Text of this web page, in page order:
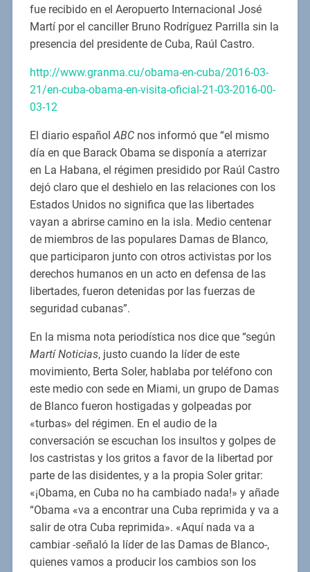
fue recibido en el Aeropuerto Internacional José
Martí por el canciller Bruno Rodríguez Parrilla sin la
presencia del presidente de Cuba, Raúl Castro.
http://www.granma.cu/obama-en-cuba/2016-03-
21/en-cuba-obama-en-visita-oficial-21-03-2016-00-
03-12
El diario españolABCnos informó que “el mismo
día en que Barack Obama se disponía a aterrizar
en La Habana, el régimen presidido por Raúl Castro
dejó claro que el deshielo en las relaciones con los
Estados Unidos no significa que las libertades
vayan a abrirse camino en la isla. Medio centenar
de miembros de las populares Damas de Blanco,
que participaron junto con otros activistas por los
derechos humanos en un acto en defensa de las
libertades, fueron detenidas por las fuerzas de
seguridad cubanas”.
En la misma nota periodística nos dice que “según
Martí Noticias, justo cuando la líder de este
movimiento, Berta Soler, hablaba por teléfono con
este medio con sede en Miami, un grupo de Damas
de Blanco fueron hostigadas y golpeadas por
«turbas» del régimen. En el audio de la
conversación se escuchan los insultos y golpes de
los castristas y los gritos a favor de la libertad por
parte de las disidentes, y a la propia Soler gritar:
«¡Obama, en Cuba no ha cambiado nada!» y añade
“Obama «va a encontrar una Cuba reprimida y va a
salir de otra Cuba reprimida». «Aquí nada va a
cambiar -señaló la líder de las Damas de Blanco-,
quienes vamos a producir los cambios son los